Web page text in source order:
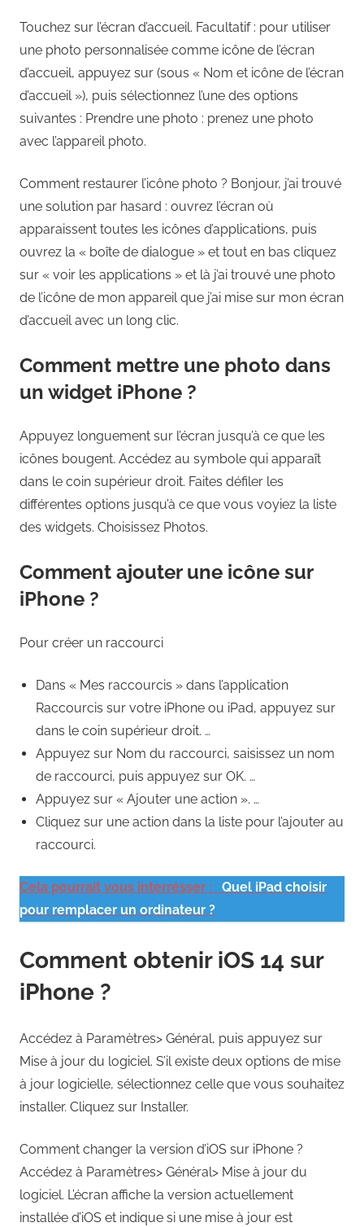
Touchez sur l’écran d’accueil. Facultatif : pour utiliser
une photo personnalisée comme icône de l’écran
d’accueil, appuyez sur (sous « Nom et icône de l’écran
d’accueil »), puis sélectionnez l’une des options
suivantes : Prendre une photo : prenez une photo
avec l’appareil photo.
Comment restaurer l’icône photo ? Bonjour, j’ai trouvé
une solution par hasard : ouvrez l’écran où
apparaissent toutes les icônes d’applications, puis
ouvrez la « boîte de dialogue » et tout en bas cliquez
sur « voir les applications » et là j’ai trouvé une photo
de l’icône de mon appareil que j’ai mise sur mon écran
d’accueil avec un long clic.
Comment mettre une photo dans
un widget iPhone ?
Appuyez longuement sur l’écran jusqu’à ce que les
icônes bougent. Accédez au symbole qui apparaît
dans le coin supérieur droit. Faites défiler les
différentes options jusqu’à ce que vous voyiez la liste
des widgets. Choisissez Photos.
Comment ajouter une icône sur
iPhone ?
Pour créer un raccourci
Dans « Mes raccourcis » dans l’application
Raccourcis sur votre iPhone ou iPad, appuyez sur
dans le coin supérieur droit. …
Appuyez sur Nom du raccourci, saisissez un nom
de raccourci, puis appuyez sur OK. …
Appuyez sur « Ajouter une action ». …
Cliquez sur une action dans la liste pour l’ajouter au
raccourci.
Cela pourrait vous interrésser :
Quel iPad choisir
pour remplacer un ordinateur ?
Comment obtenir iOS 14 sur
iPhone ?
Accédez à Paramètres> Général, puis appuyez sur
Mise à jour du logiciel. S’il existe deux options de mise
à jour logicielle, sélectionnez celle que vous souhaitez
installer. Cliquez sur Installer.
Comment changer la version d’iOS sur iPhone ?
Accédez à Paramètres> Général> Mise à jour du
logiciel. L’écran affiche la version actuellement
installée d’iOS et indique si une mise à jour est